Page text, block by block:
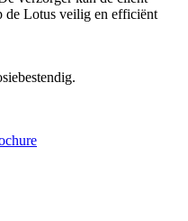
de Lotus veilig en efficiënt